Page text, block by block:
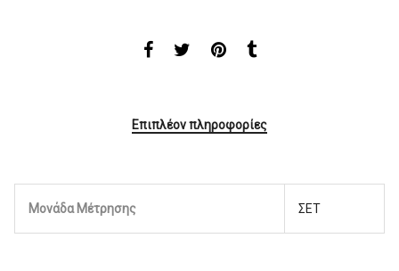
Επιπλέον πληροφορίες
Μονάδα Μέτρησης ΣΕΤ